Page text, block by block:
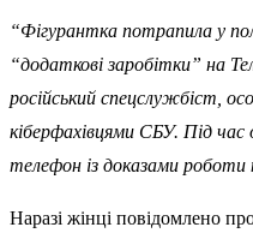
“Фігурантка потрапила у
“додаткові заробітки” на
російський спецслужбіст,
кіберфахівцями СБУ. Під
телефон із доказами роботи
Наразі жінці повідомлено